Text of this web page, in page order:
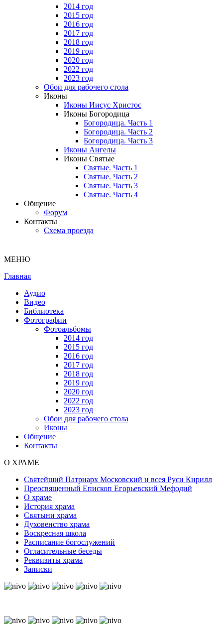
2014 год
2015 год
2016 год
2017 год
2018 год
2019 год
2020 год
2022 год
2023 год
Обои для рабочего стола
Иконы
Иконы Иисус Христос
Иконы Богородица
Богородица. Часть 1
Богородица. Часть 2
Богородица. Часть 3
Иконы Ангелы
Иконы Святые
Святые. Часть 1
Святые. Часть 2
Святые. Часть 3
Святые. Часть 4
Общение
Форум
Контакты
Схема проезда
МЕНЮ
Главная
Аудио
Видео
Библиотека
Фотографии
Фотоальбомы
2014 год
2015 год
2016 год
2017 год
2018 год
2019 год
2020 год
2022 год
2023 год
Обои для рабочего стола
Иконы
Общение
Контакты
О ХРАМЕ
Святейший Патриарх Московский и всея Руси Кирилл
Преосвященный Епископ Егорьевский Мефодий
О храме
История храма
Святыни храма
Духовенство храма
Воскресная школа
Расписание богослужений
Огласительные беседы
Реквизиты храма
Записки